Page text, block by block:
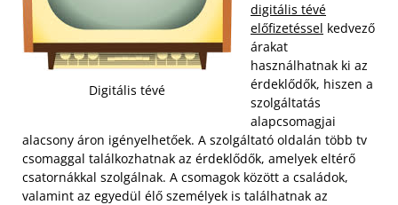
Digitális tévé
digitális tévé
előfizetéssel kedvező
árakat
használhatnak ki az
érdeklődők, hiszen a
szolgáltatás
alapcsomagjai
alacsony áron igényelhetőek. A szolgáltató oldalán több tv
csomaggal találkozhatnak az érdeklődők, amelyek eltérő
csatornákkal szolgálnak. A csomagok között a családok,
valamint az egyedül élő személyek is találhatnak az